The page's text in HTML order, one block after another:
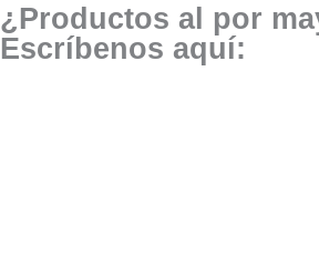
¿Productos al por
Escríbenos aquí: